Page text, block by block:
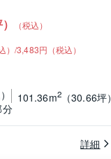
） （税込）
）/3,483円（税込）
101.36m2（30.66坪）
分
詳細